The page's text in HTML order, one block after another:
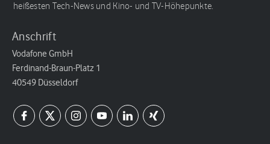
heißesten Tech-News und Kino- und TV-Höhepunkte.
Anschrift
Vodafone GmbH
Ferdinand-Braun-Platz 1
40549 Düsseldorf